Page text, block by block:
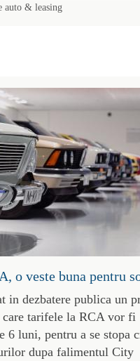
auto & leasing
o veste buna pentru
in dezbatere publica un
tarifele la RCA vor fi
6 luni, pentru a se stopa
dupa falimentul City